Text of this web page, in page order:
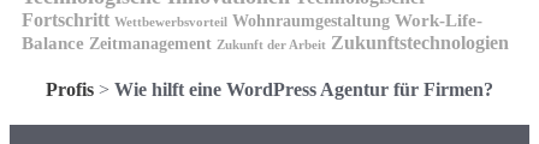
Fortschritt Wettbewerbsvorteil Wohnraumgestaltung Work-Life-
Balance Zeitmanagement Zukunft der Arbeit Zukunftstechnologien
Profis > Wie hilft eine WordPress Agentur für Firmen?